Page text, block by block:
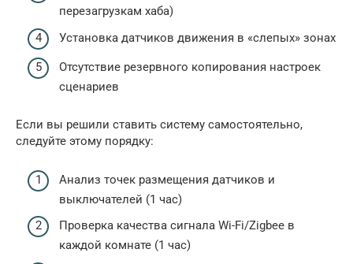
перезагрузкам хаба)
Установка датчиков движения в «слепых» зонах
Отсутствие резервного копирования настроек
сценариев
Если вы решили ставить систему самостоятельно,
следуйте этому порядку:
Анализ точек размещения датчиков и
выключателей (1 час)
Проверка качества сигнала Wi-Fi/Zigbee в
каждой комнате (1 час)